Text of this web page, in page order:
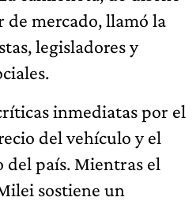
mercado, llamó la
legisladores y
inmediatas por el
del vehículo y el
del país. Mientras el
sostiene un